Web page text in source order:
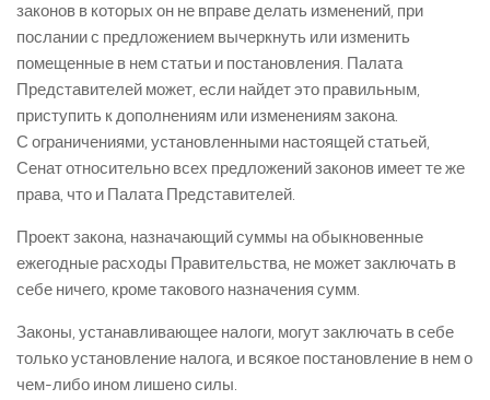
законов в которых он не вправе делать изменений, при
послании с предложением вычеркнуть или изменить
помещенные в нем статьи и постановления. Палата
Представителей может, если найдет это правильным,
приступить к дополнениям или изменениям закона.
С ограничениями, установленными настоящей статьей,
Сенат относительно всех предложений законов имеет те же
права, что и Палата Представителей.
Проект закона, назначающий суммы на обыкновенные
ежегодные расходы Правительства, не может заключать в
себе ничего, кроме такового назначения сумм.
Законы, устанавливающее налоги, могут заключать в себе
только установление налога, и всякое постановление в нем о
чем-либо ином лишено силы.